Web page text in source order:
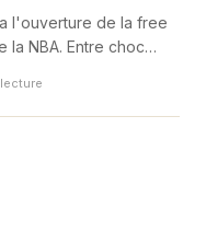
l'ouverture de la free
la NBA. Entre choc
l'ete 2026.